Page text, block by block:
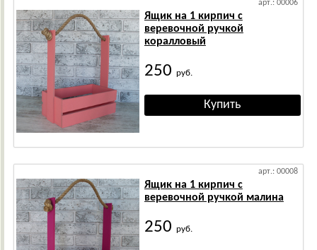
арт.: 00006
Ящик на 1 кирпич с
веревочной ручкой
коралловый
250 руб.
арт.: 00008
Ящик на 1 кирпич с
веревочной ручкой малина
250 руб.